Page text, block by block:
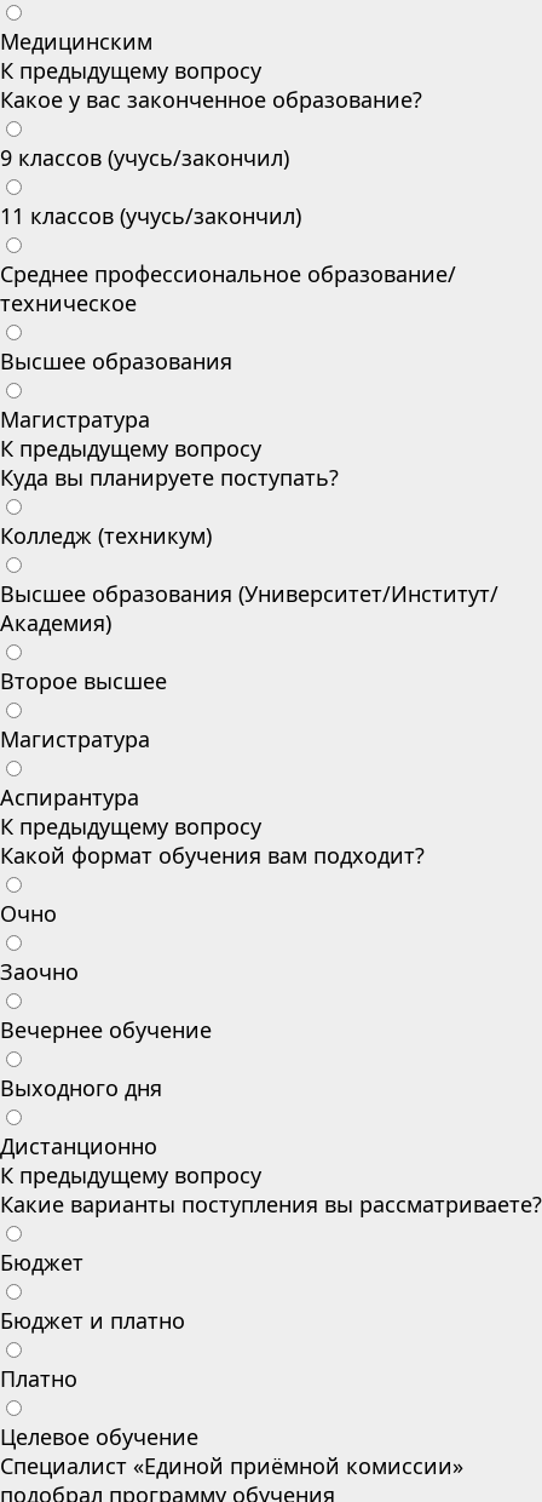
Медицинским
К предыдущему вопросу
Какое у вас законченное образование?
9 классов (учусь/закончил)
11 классов (учусь/закончил)
Среднее профессиональное образование/
техническое
Высшее образования
Магистратура
К предыдущему вопросу
Куда вы планируете поступать?
Колледж (техникум)
Высшее образования (Университет/Институт/
Академия)
Второе высшее
Магистратура
Аспирантура
К предыдущему вопросу
Какой формат обучения вам подходит?
Очно
Заочно
Вечернее обучение
Выходного дня
Дистанционно
К предыдущему вопросу
Какие варианты поступления вы рассматриваете?
Бюджет
Бюджет и платно
Платно
Целевое обучение
Специалист «Единой приёмной комиссии»
подобрал программу обучения